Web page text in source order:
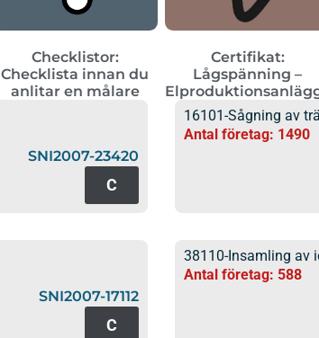
Checklistor:
Checklista innan du
anlitar en målare
Certifikat:
Lågspänning –
SNI2007-23420
C
16101-Sågning av trä
Antal företag: 1490
SNI2007-17112
C
38110-Insamling av
Antal företag: 588